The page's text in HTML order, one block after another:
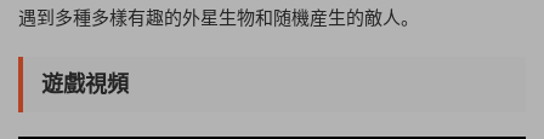
遇到多種多樣有趣的外星生物和随機産生的敵人。
遊戲視頻